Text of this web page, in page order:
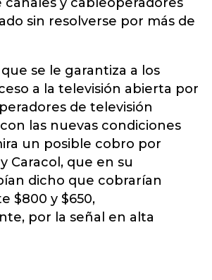
sin resolverse por más de
se le garantiza a los
a la televisión abierta por
de televisión
las nuevas condiciones
un posible cobro por
Caracol, que en su
dicho que cobrarían
$800 y $650,
por la señal en alta